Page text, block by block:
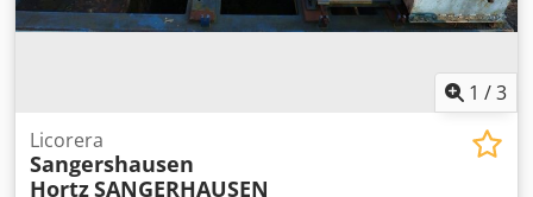
1 /3
Licorera
Sangershausen
HortzSANGERHAUSEN